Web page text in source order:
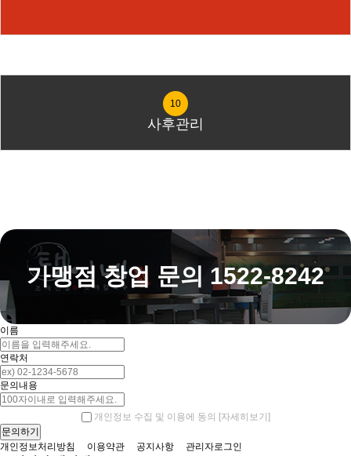
10
사후관리
가맹점 창업 문의 1522-8242
이름
연락처
문의내용
개인정보 수집 및 이용에 동의 [자세히보기]
개인정보처리방침 이용약관 공지사항 관리자로그인